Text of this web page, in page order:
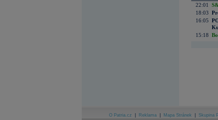
22:01
18:03
16:05
15:18
O Patria.cz Reklama Mapa Stránek Skupina